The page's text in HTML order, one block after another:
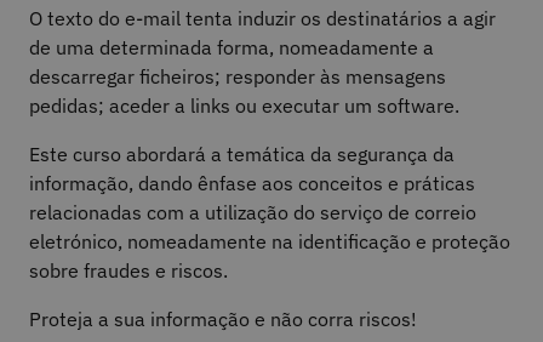
O texto do e-mail tenta induzir os destinatários a agir
de uma determinada forma, nomeadamente a
descarregar ficheiros; responder às mensagens
pedidas; aceder a links ou executar um software.
Este curso abordará a temática da segurança da
informação, dando ênfase aos conceitos e práticas
relacionadas com a utilização do serviço de correio
eletrónico, nomeadamente na identificação e proteção
sobre fraudes e riscos.
Proteja a sua informação e não corra riscos!